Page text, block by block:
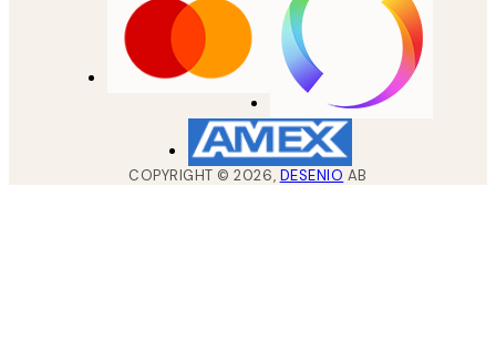
COPYRIGHT ©2026, DESENIO AB